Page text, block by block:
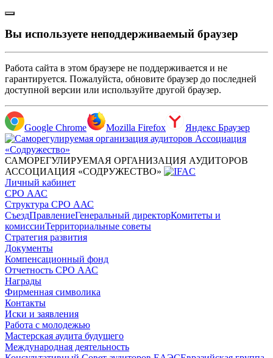
Вы используете неподдерживаемый браузер
Работа сайта в этом браузере не поддерживается и не
гарантируется. Пожалуйста, обновите браузер до последней
доступной версии или используйте другой браузер.
Google Chrome Mozilla Firefox Яндекс Браузер
САМОРЕГУЛИРУЕМАЯ ОРГАНИЗАЦИЯ АУДИТОРОВ
АССОЦИАЦИЯ «СОДРУЖЕСТВО»
Личный кабинет
СРО ААС
Структура СРО ААС
СъездПравлениеГенеральный директорКомитеты и
комиссииТерриториальные советы
Стратегия развития
Документы
Компенсационный фонд
Отчетность СРО ААС
Награды
Фирменная символика
Контакты
Иски и заявления
Работа с молодежью
Мастерская аудита будущего
Международная деятельность